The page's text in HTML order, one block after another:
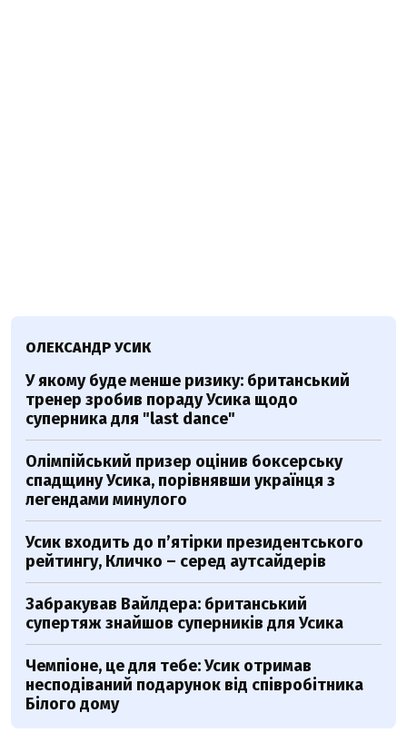
ОЛЕКСАНДР УСИК
У якому буде менше ризику: британський
тренер зробив пораду Усика щодо
суперника для "last dance"
Олімпійський призер оцінив боксерську
спадщину Усика, порівнявши українця з
легендами минулого
Усик входить до п’ятірки президентського
рейтингу, Кличко – серед аутсайдерів
Забракував Вайлдера: британський
супертяж знайшов суперників для Усика
Чемпіоне, це для тебе: Усик отримав
несподіваний подарунок від співробітника
Білого дому